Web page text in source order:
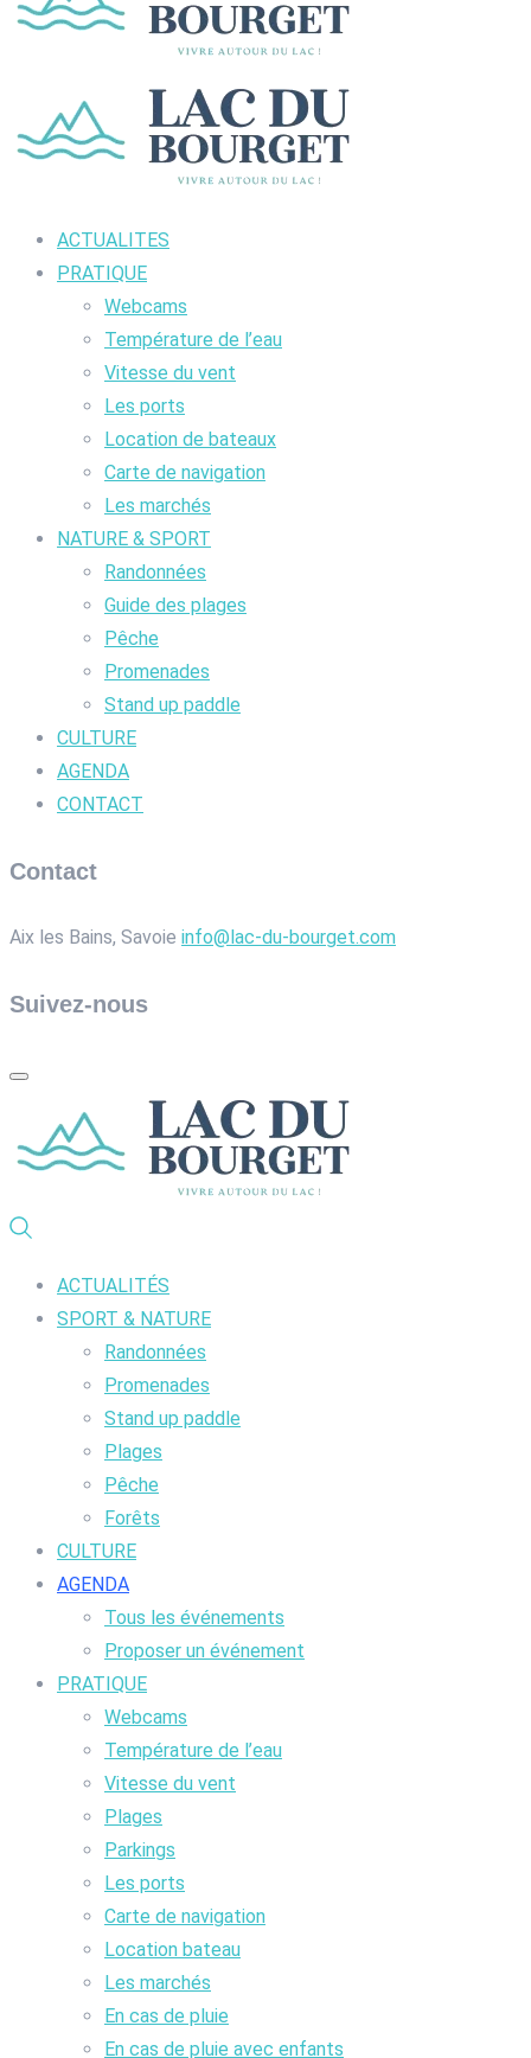
ACTUALITES
PRATIQUE
Webcams
Température de l’eau
Vitesse du vent
Les ports
Location de bateaux
Carte de navigation
Les marchés
NATURE & SPORT
Randonnées
Guide des plages
Pêche
Promenades
Stand up paddle
CULTURE
AGENDA
CONTACT
Contact
Aix les Bains, Savoie info@lac-du-bourget.com
Suivez-nous
ACTUALITÉS
SPORT & NATURE
Randonnées
Promenades
Stand up paddle
Plages
Pêche
Forêts
CULTURE
AGENDA
Tous les événements
Proposer un événement
PRATIQUE
Webcams
Température de l’eau
Vitesse du vent
Plages
Parkings
Les ports
Carte de navigation
Location bateau
Les marchés
En cas de pluie
En cas de pluie avec enfants